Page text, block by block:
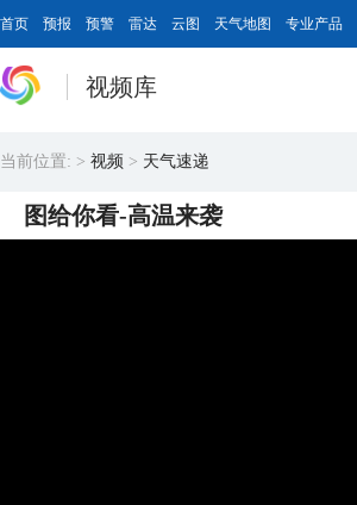
首页 预报 预警 雷达 云图 天气地图 专业产品
视频库
当前位置: > 视频 > 天气速递
图给你看-高温来袭